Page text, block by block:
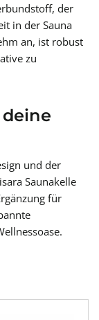
der
in der Sauna
an, ist robust
zu
und der
Saunakelle
für